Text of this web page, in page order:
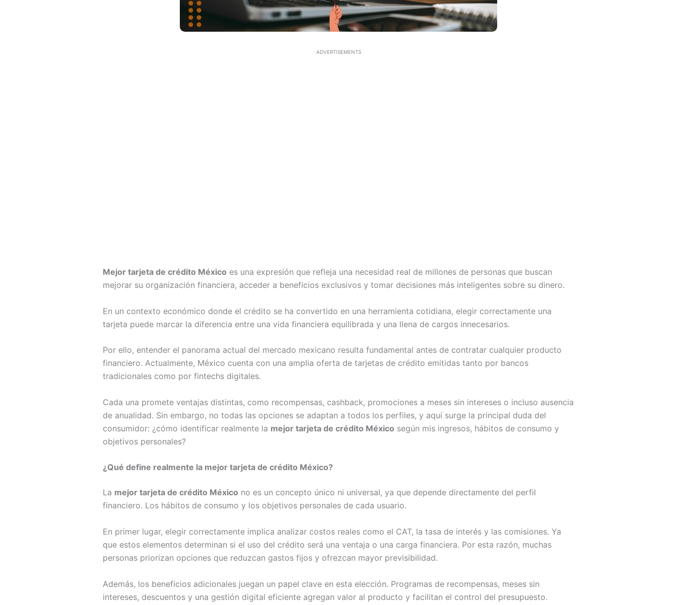
ADVERTISEMENTS
Mejor tarjeta de crédito México es una expresión que refleja una necesidad real de millones de personas que buscan
mejorar su organización financiera, acceder a beneficios exclusivos y tomar decisiones más inteligentes sobre su dinero.
En un contexto económico donde el crédito se ha convertido en una herramienta cotidiana, elegir correctamente una
tarjeta puede marcar la diferencia entre una vida financiera equilibrada y una llena de cargos innecesarios.
Por ello, entender el panorama actual del mercado mexicano resulta fundamental antes de contratar cualquier producto
financiero. Actualmente, México cuenta con una amplia oferta de tarjetas de crédito emitidas tanto por bancos
tradicionales como por fintechs digitales.
Cada una promete ventajas distintas, como recompensas, cashback, promociones a meses sin intereses o incluso ausencia
de anualidad. Sin embargo, no todas las opciones se adaptan a todos los perfiles, y aquí surge la principal duda del
consumidor: ¿cómo identificar realmente la mejor tarjeta de crédito México según mis ingresos, hábitos de consumo y
objetivos personales?
¿Qué define realmente la mejor tarjeta de crédito México?
La mejor tarjeta de crédito México no es un concepto único ni universal, ya que depende directamente del perfil
financiero. Los hábitos de consumo y los objetivos personales de cada usuario.
En primer lugar, elegir correctamente implica analizar costos reales como el CAT, la tasa de interés y las comisiones. Ya
que estos elementos determinan si el uso del crédito será una ventaja o una carga financiera. Por esta razón, muchas
personas priorizan opciones que reduzcan gastos fijos y ofrezcan mayor previsibilidad.
Además, los beneficios adicionales juegan un papel clave en esta elección. Programas de recompensas, meses sin
intereses, descuentos y una gestión digital eficiente agregan valor al producto y facilitan el control del presupuesto.